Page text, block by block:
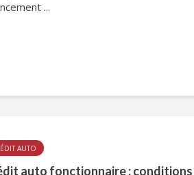
...
AUTO
auto fonctionnaire :